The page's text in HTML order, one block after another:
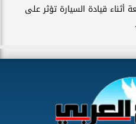
أثناء قيادة السيارة تؤثر على